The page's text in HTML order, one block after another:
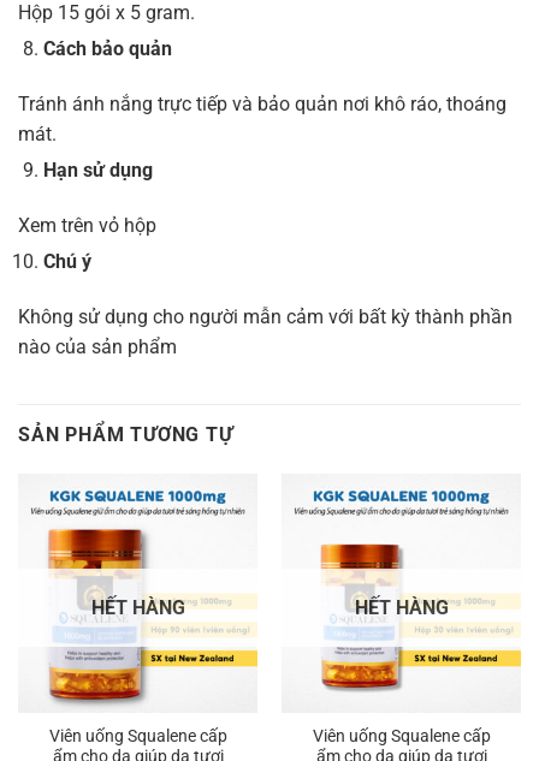
Hộp 15 gói x 5 gram.
Cách bảo quản
Tránh ánh nắng trực tiếp và bảo quản nơi khô ráo, thoáng
mát.
Hạn sử dụng
Xem trên vỏ hộp
Chú ý
Không sử dụng cho người mẫn cảm với bất kỳ thành phần
nào của sản phẩm
SẢN PHẨM TƯƠNG TỰ
HẾT HÀNG
Viên uống Squalene cấp
ẩm cho da giúp da tươi
HẾT HÀNG
Viên uống Squalene cấp
ẩm cho da giúp da tươi